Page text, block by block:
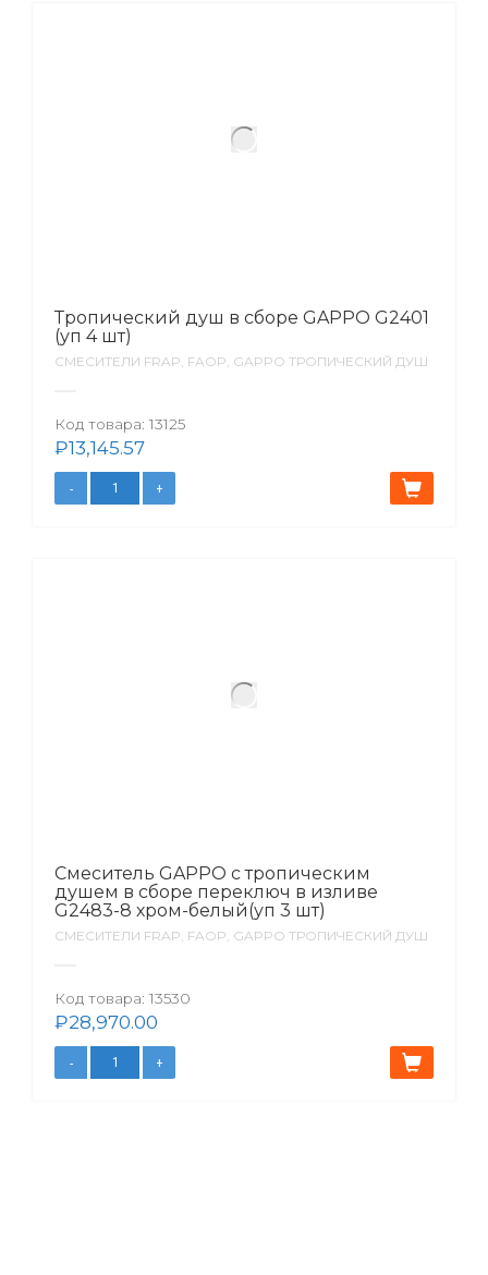
Тропический душ в сборе GAPPO G2401
(уп 4 шт)
СМЕСИТЕЛИ FRAP, FAOP, GAPPO ТРОПИЧЕСКИЙ ДУШ
Код товара: 13125
₽13,145.57
Смеситель GAPPO с тропическим
душем в сборе переключ в изливе
G2483-8 хром-белый(уп 3 шт)
СМЕСИТЕЛИ FRAP, FAOP, GAPPO ТРОПИЧЕСКИЙ ДУШ
Код товара: 13530
₽28,970.00